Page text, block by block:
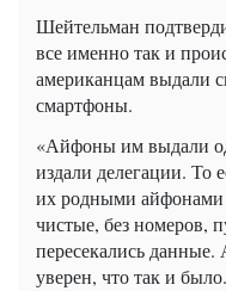
Шейтельман
все именно так и
американцам выдали
смартфоны.
«Айфоны им выдали
издали делегации. То
их родными айфонами
чистые, без номеров,
пересекались данные.
уверен, что так и